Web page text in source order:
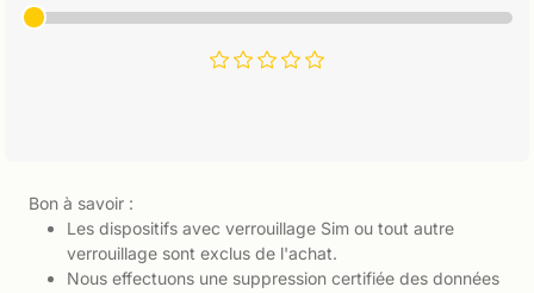
Bon à savoir :
Les dispositifs avec verrouillage Sim ou tout autre
verrouillage sont exclus de l'achat.
Nous effectuons une suppression certifiée des données